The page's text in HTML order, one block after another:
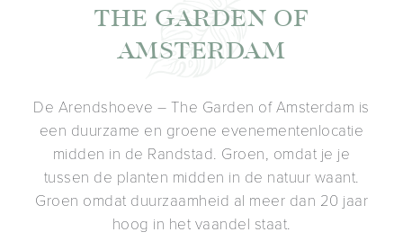
THE GARDEN OF
AMSTERDAM
De Arendshoeve – The Garden of Amsterdam is
een duurzame en groene evenementenlocatie
midden in de Randstad. Groen, omdat je je
tussen de planten midden in de natuur waant.
Groen omdat duurzaamheid al meer dan 20 jaar
hoog in het vaandel staat.